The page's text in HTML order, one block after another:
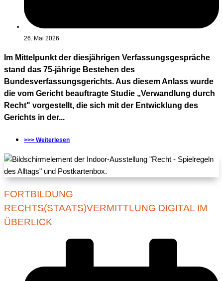
26. Mai 2026
Im Mittelpunkt der diesjährigen Verfassungsgespräche
stand das 75-jährige Bestehen des
Bundesverfassungsgerichts. Aus diesem Anlass wurde
die vom Gericht beauftragte Studie „Verwandlung durch
Recht" vorgestellt, die sich mit der Entwicklung des
Gerichts in der...
>>> Weiterlesen
FORTBILDUNG
RECHTS(STAATS)VERMITTLUNG DIGITAL IM
ÜBERLICK